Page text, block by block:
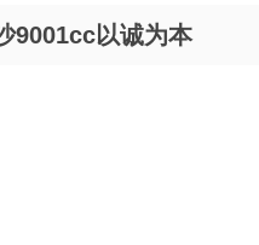
9001cc以诚为本